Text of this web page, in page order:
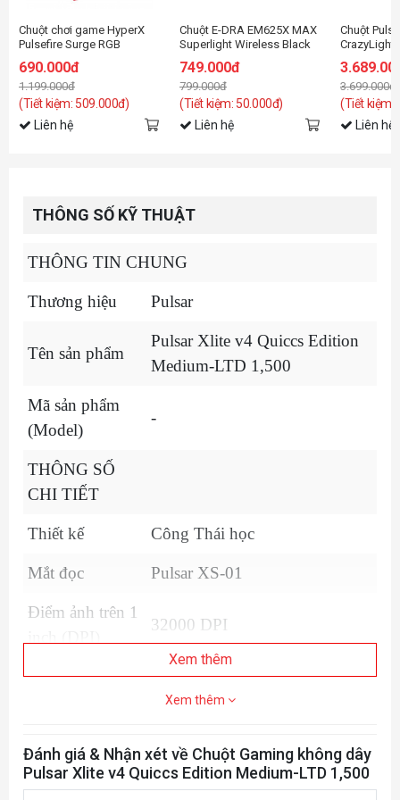
Chuột chơi game HyperX
Pulsefire Surge RGB
690.000đ
1.199.000đ
(Tiết kiệm: 509.000đ)
Liên hệ
Chuột E-DRA EM625X MAX
Superlight Wireless Black
749.000đ
799.000đ
(Tiết kiệm: 50.000đ)
Liên hệ
Chuột
CrazyLight
3.699.000đ
(Tiết kiệm:
Liên hệ
THÔNG SỐ KỸ THUẬT
THÔNG TIN CHUNG
Thương hiệu Pulsar
Tên sản phẩm
Pulsar Xlite v4 Quiccs Edition
Medium-LTD 1,500
Mã sản phẩm
(Model)
-
THÔNG SỐ
CHI TIẾT
Thiết kế Công Thái học
Mắt đọc Pulsar XS-01
Điểm ảnh trên 1
32000 DPI
Màu sắc Đen
Switch Switch Optical
Xem thêm
Xem thêm
Đánh giá & Nhận xét về Chuột Gaming không dây
Pulsar Xlite v4 Quiccs Edition Medium-LTD 1,500